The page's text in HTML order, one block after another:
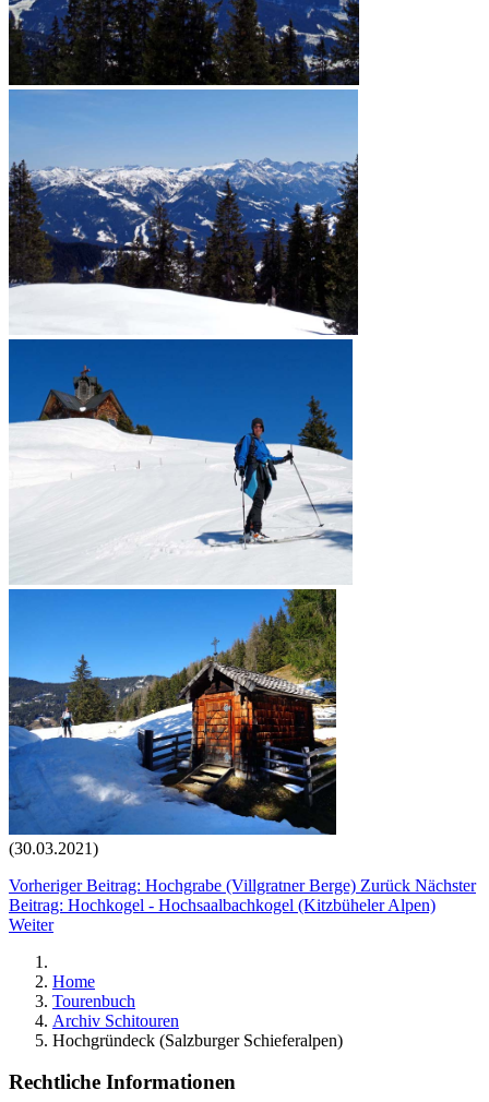
(30.03.2021)
Vorheriger Beitrag: Hochgrabe (Villgratner Berge) Zurück Nächster
Beitrag: Hochkogel - Hochsaalbachkogel (Kitzbüheler Alpen)
Weiter
Home
Tourenbuch
Archiv Schitouren
Hochgründeck (Salzburger Schieferalpen)
Rechtliche Informationen